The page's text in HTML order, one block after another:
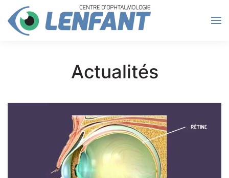
Passer au contenu principal
Actualités